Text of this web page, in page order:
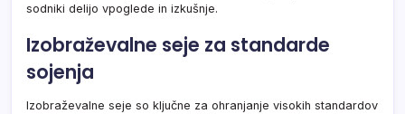
sodniki delijo vpoglede in izkušnje.
Izobraževalne seje za standarde
sojenja
Izobraževalne seje so ključne za ohranjanje visokih standardov